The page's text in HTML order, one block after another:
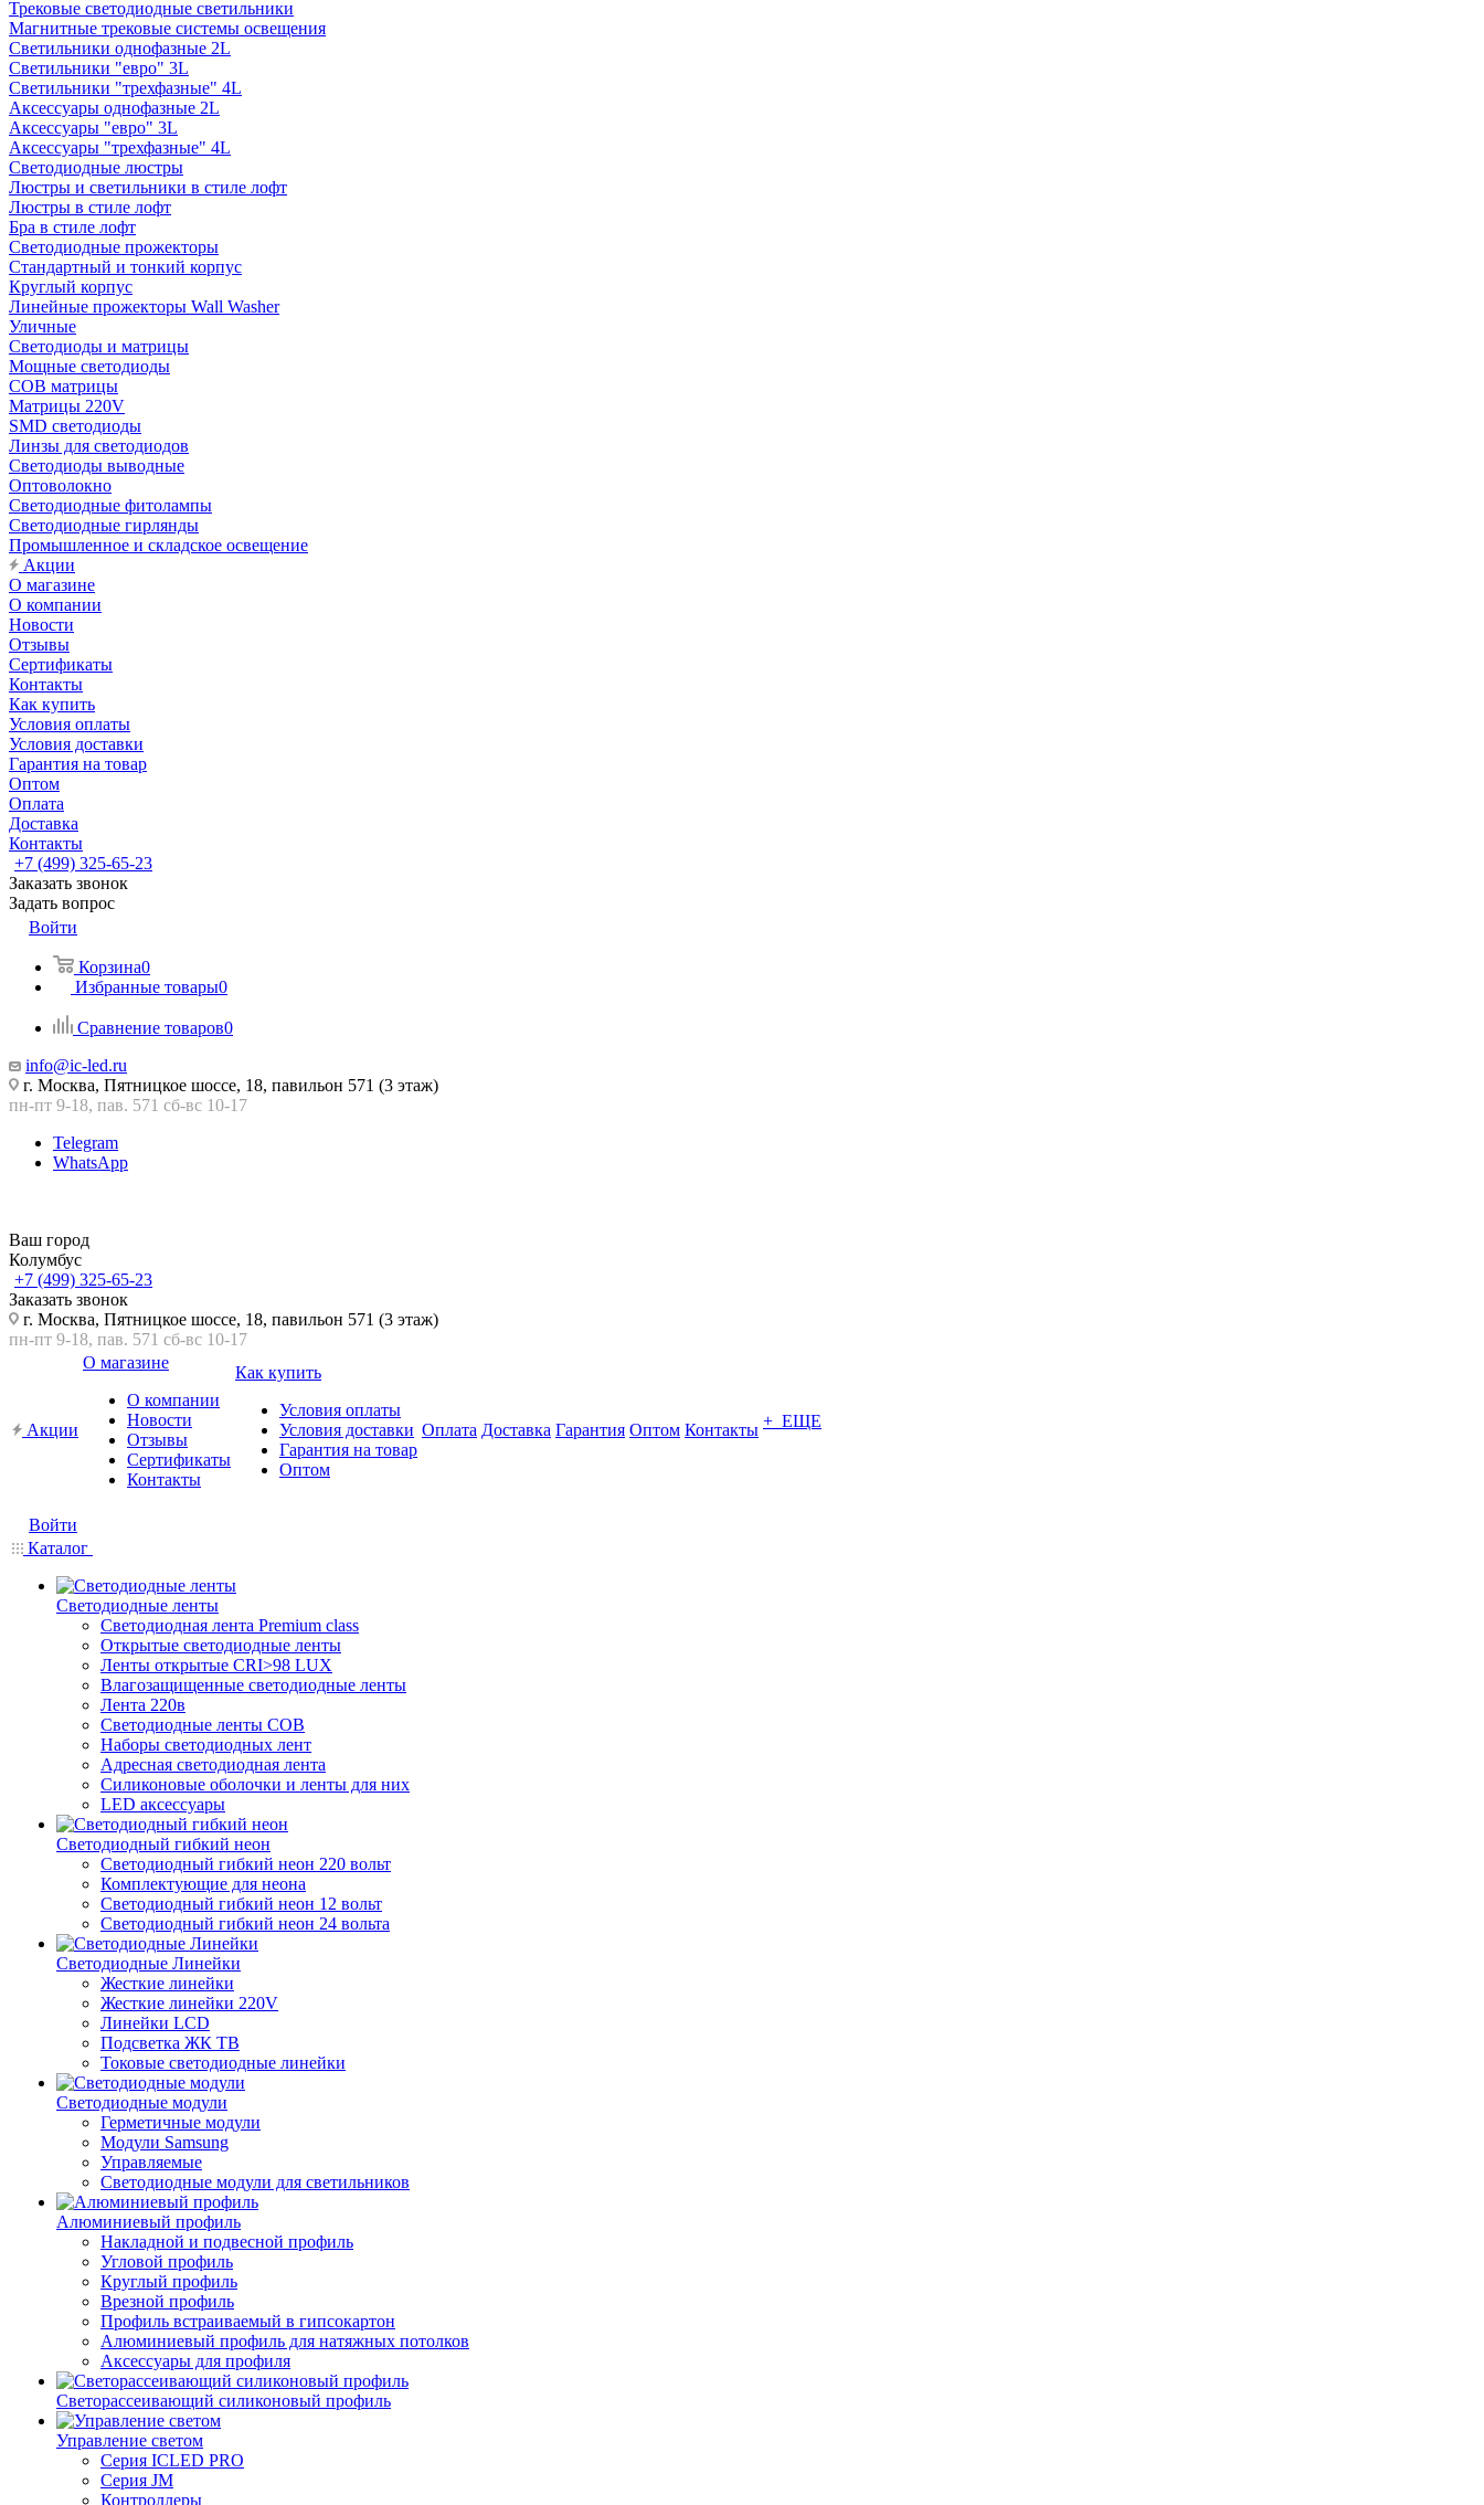
Трековые светодиодные светильники
Магнитные трековые системы освещения
Светильники однофазные 2L
Светильники "евро" 3L
Светильники "трехфазные" 4L
Аксессуары однофазные 2L
Аксессуары "евро" 3L
Аксессуары "трехфазные" 4L
Светодиодные люстры
Люстры и светильники в стиле лофт
Люстры в стиле лофт
Бра в стиле лофт
Светодиодные прожекторы
Стандартный и тонкий корпус
Круглый корпус
Линейные прожекторы Wall Washer
Уличные
Светодиоды и матрицы
Мощные светодиоды
COB матрицы
Матрицы 220V
SMD светодиоды
Линзы для светодиодов
Светодиоды выводные
Оптоволокно
Светодиодные фитолампы
Светодиодные гирлянды
Промышленное и складское освещение
Акции
О магазине
О компании
Новости
Отзывы
Сертификаты
Контакты
Как купить
Условия оплаты
Условия доставки
Гарантия на товар
Оптом
Оплата
Доставка
Контакты
+7 (499) 325-65-23
Заказать звонок
Задать вопрос
Войти
Корзина0
Избранные товары0
Сравнение товаров0
info@ic-led.ru
г. Москва, Пятницкое шоссе, 18, павильон 571 (3 этаж)
пн-пт 9-18, пав. 571 сб-вс 10-17
Telegram
WhatsApp
Ваш город
Колумбус
+7 (499) 325-65-23
Заказать звонок
г. Москва, Пятницкое шоссе, 18, павильон 571 (3 этаж)
пн-пт 9-18, пав. 571 сб-вс 10-17
Акции
О магазине
О компании
Новости
Отзывы
Сертификаты
Контакты
Как купить
Условия оплаты
Условия доставки
Гарантия на товар
Оптом
Оплата Доставка Гарантия Оптом Контакты + ЕЩЕ
Войти
Каталог
Светодиодные ленты
Светодиодная лента Premium class
Открытые светодиодные ленты
Ленты открытые CRI>98 LUX
Влагозащищенные светодиодные ленты
Лента 220в
Светодиодные ленты COB
Наборы светодиодных лент
Адресная светодиодная лента
Силиконовые оболочки и ленты для них
LED аксессуары
Светодиодный гибкий неон
Светодиодный гибкий неон 220 вольт
Комплектующие для неона
Светодиодный гибкий неон 12 вольт
Светодиодный гибкий неон 24 вольта
Светодиодные Линейки
Жесткие линейки
Жесткие линейки 220V
Линейки LCD
Подсветка ЖК ТВ
Токовые светодиодные линейки
Светодиодные модули
Герметичные модули
Модули Samsung
Управляемые
Светодиодные модули для светильников
Алюминиевый профиль
Накладной и подвесной профиль
Угловой профиль
Круглый профиль
Врезной профиль
Профиль встраиваемый в гипсокартон
Алюминиевый профиль для натяжных потолков
Аксессуары для профиля
Светорассеивающий силиконовый профиль
Управление светом
Серия ICLED PRO
Серия JM
Контроллеры